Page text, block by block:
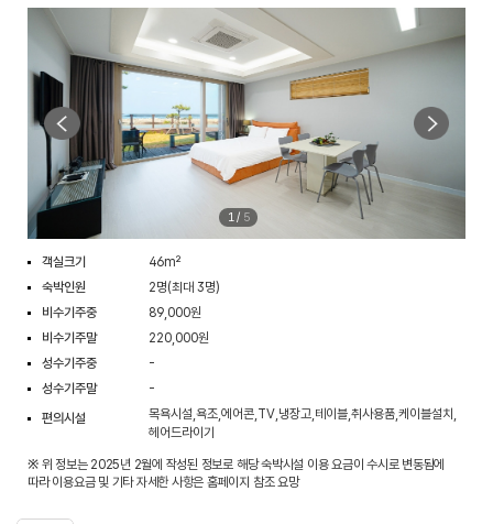
1 / 5
객실크기
46m²
숙박인원
2명(최대 3명)
비수기주중
89,000원
비수기주말
220,000원
성수기주중
-
성수기주말
-
편의시설
목욕시설,욕조,에어콘,TV,냉장고,테이블,취사용품,케이블설치,
헤어드라이기
※ 위 정보는 2025년 2월에 작성된 정보로 해당 숙박시설 이용 요금이 수시로 변동됨에
따라 이용요금 및 기타 자세한 사항은 홈페이지 참조 요망